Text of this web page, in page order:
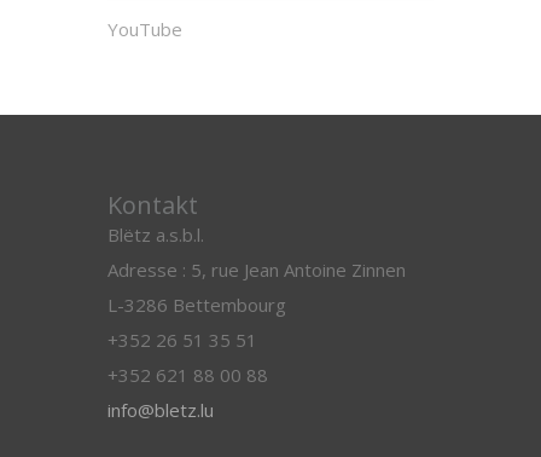
YouTube
Kontakt
Blëtz a.s.b.l.
Adresse : 5, rue Jean Antoine Zinnen
L-3286 Bettembourg
+352 26 51 35 51
+352 621 88 00 88
info@bletz.lu